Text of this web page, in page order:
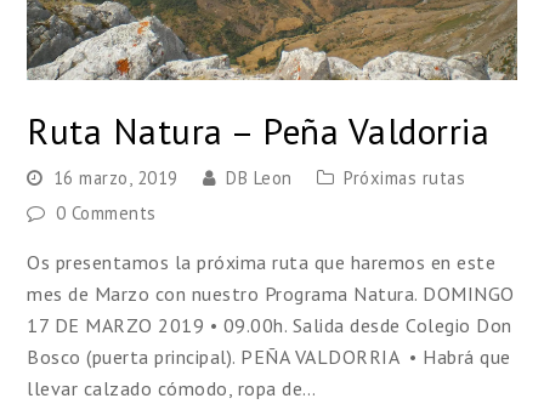
Ruta Natura – Peña Valdorria
16 marzo, 2019 DB Leon
Próximas rutas
0 Comments
Os presentamos la próxima ruta que haremos en este
mes de Marzo con nuestro Programa Natura. DOMINGO
17 DE MARZO 2019 • 09.00h. Salida desde Colegio Don
Bosco (puerta principal). PEÑA VALDORRIA • Habrá que
llevar calzado cómodo, ropa de…